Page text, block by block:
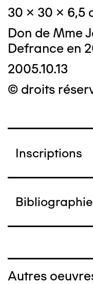
30 x 30 x 6,5
Don de Mme
Defrance en
2005.10.13
© droits
Inscriptions
Bibliographie
Autres